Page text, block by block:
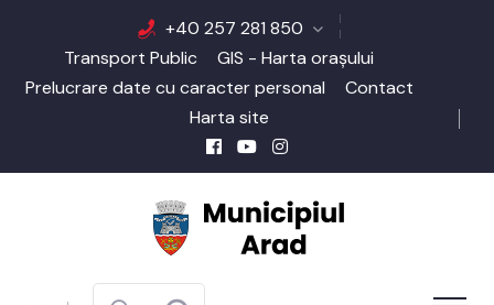
+40 257 281 850
Transport Public
GIS - Harta orașului
Prelucrare date cu caracter personal
Contact
Harta site